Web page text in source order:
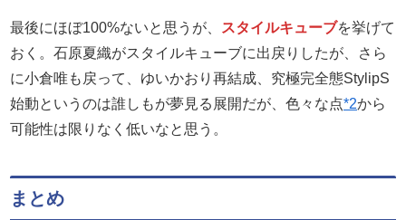
最後にほぼ100%ないと思うが、 スタイルキューブを挙げて
おく。石原夏織がスタイルキューブに出戻りしたが、さら
に小倉唯も戻って、ゆいかおり再結成、究極完全態StylipS
始動というのは誰しもが夢見る展開だが、色々な点*2から
可能性は限りなく低いなと思う。
まとめ